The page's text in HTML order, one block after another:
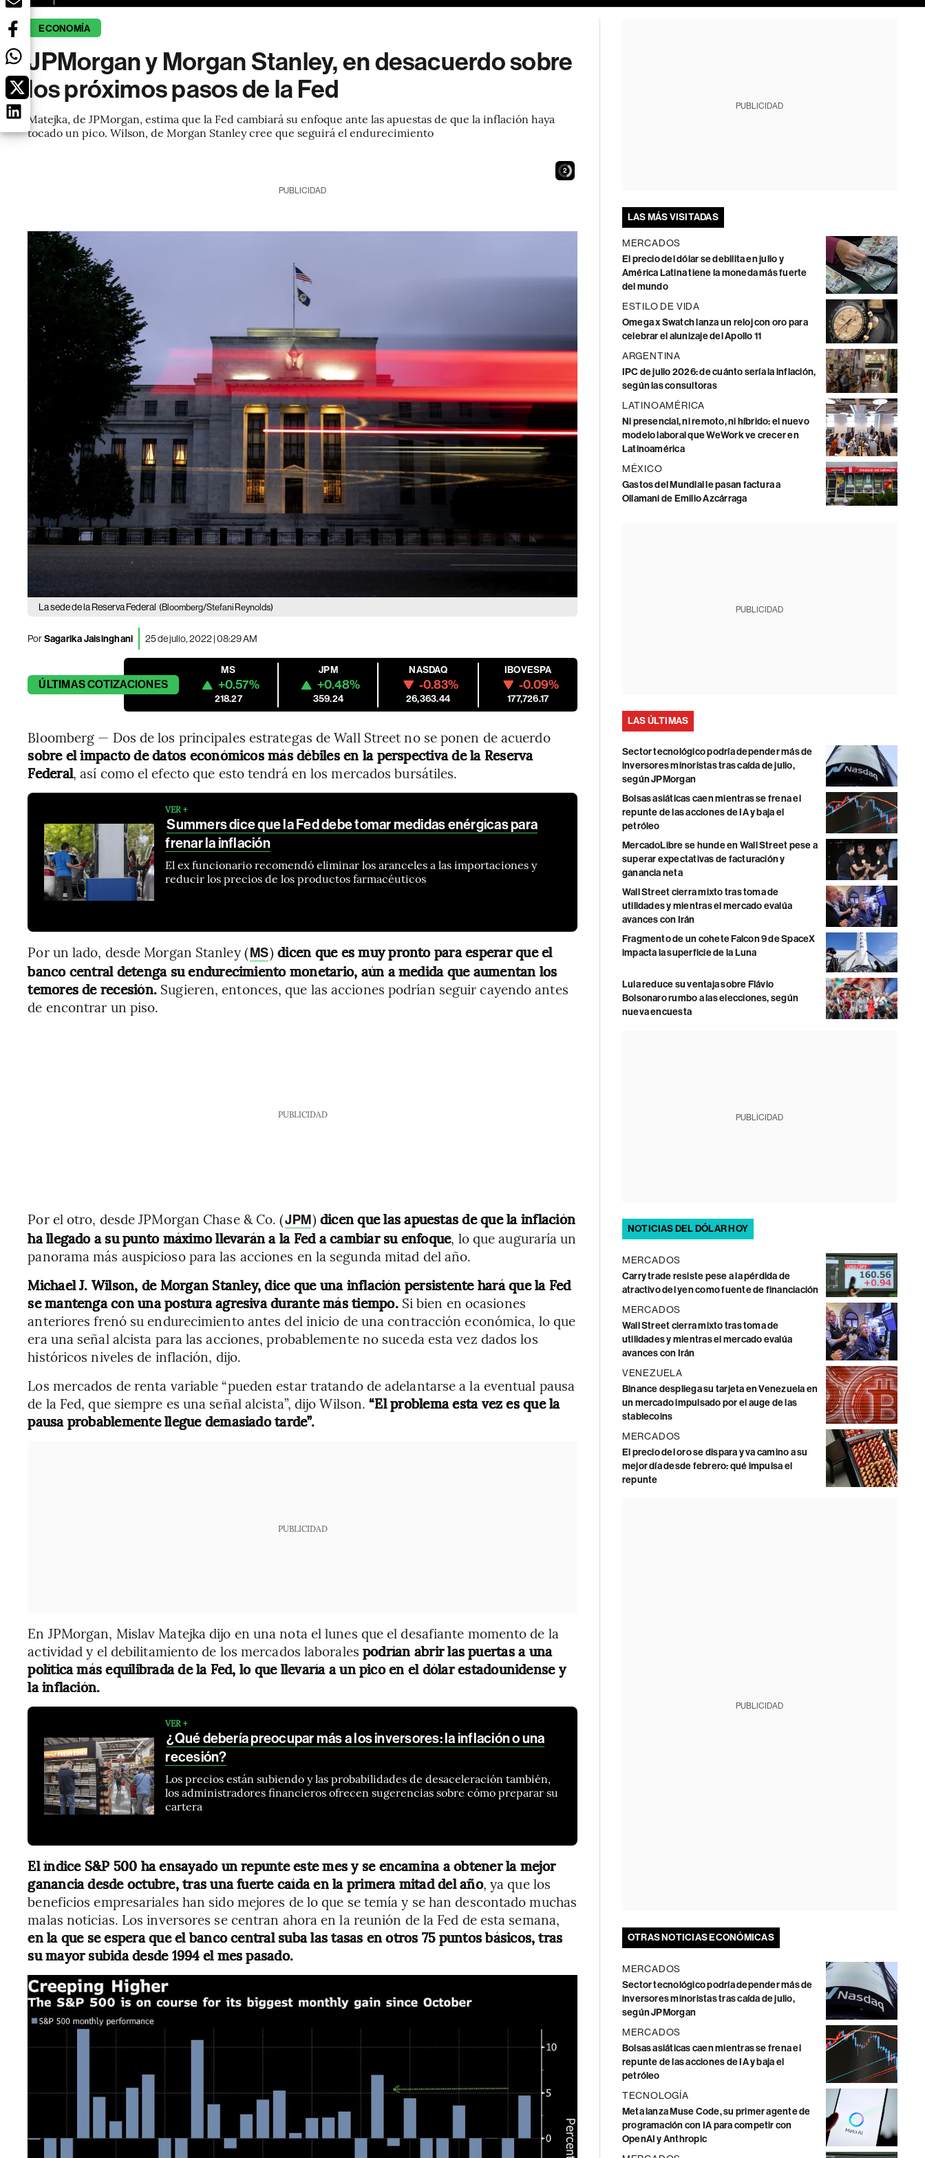
ECONOMÍA
JPMorgan y Morgan Stanley, en desacuerdo sobre
los próximos pasos de la Fed
Matejka, de JPMorgan, estima que la Fed cambiará su enfoque ante las apuestas de que la inflación haya
tocado un pico. Wilson, de Morgan Stanley cree que seguirá el endurecimiento
1
PUBLICIDAD
La sede de la Reserva Federal (Bloomberg/Stefani Reynolds)
PorSagarika Jaisinghani 25 de julio, 2022 | 08:29 AM
ÚLTIMASCOTIZACIONES
MS
+0.57%
218.27
JPM
+0.48%
359.24
NASDAQ
-0.83%
26,363.44
IBOVESPA
-0.09%
177,726.17
Bloomberg — Dos de los principales estrategas de Wall Street no se ponen de acuerdo
sobre el impacto de datos económicos más débiles en la perspectiva de la Reserva
Federal, así como el efecto que esto tendrá en los mercados bursátiles.
VER +
Summers dice que la Fed debe tomar medidas enérgicas para
frenar la inflación
El ex funcionario recomendó eliminar los aranceles a las importaciones y
reducir los precios de los productos farmacéuticos
Por un lado, desde Morgan Stanley (MS)dicen que es muy pronto para esperar que el
banco central detenga su endurecimiento monetario, aún a medida que aumentan los
temores de recesión. Sugieren, entonces, que las acciones podrían seguir cayendo antes
de encontrar un piso.
PUBLICIDAD
Por el otro, desde JPMorgan Chase & Co. (JPM) dicen que las apuestas de que la inflación
ha llegado a su punto máximo llevarán a la Fed a cambiar su enfoque, lo que auguraría un
panorama más auspicioso para las acciones en la segunda mitad del año.
Michael J. Wilson, de Morgan Stanley, dice que una inflación persistente hará que la Fed
se mantenga con una postura agresiva durante más tiempo.Si bien en ocasiones
anteriores frenó su endurecimiento antes del inicio de una contracción económica, lo que
era una señal alcista para las acciones, probablemente no suceda esta vez dados los
históricos niveles de inflación, dijo.
Los mercados de renta variable “pueden estar tratando de adelantarse a la eventual pausa
de la Fed, que siempre es una señal alcista”, dijo Wilson.“El problema esta vez es que la
pausa probablemente llegue demasiado tarde”.
PUBLICIDAD
En JPMorgan, Mislav Matejka dijo en una nota el lunes que el desafiante momento de la
actividad y el debilitamiento de los mercados laborales podrían abrir las puertas a una
política más equilibrada de la Fed, lo que llevaría a un pico en el dólar estadounidense y
la inflación.
VER +
¿Qué debería preocupar más a los inversores: la inflación o una
recesión?
Los precios están subiendo y las probabilidades de desaceleración también,
los administradores financieros ofrecen sugerencias sobre cómo preparar su
cartera
El índice S&P 500 ha ensayado un repunte este mes y se encamina a obtener la mejor
ganancia desde octubre, tras una fuerte caída en la primera mitad del año, ya que los
beneficios empresariales han sido mejores de lo que se temía y se han descontado muchas
malas noticias. Los inversores se centran ahora en la reunión de la Fed de esta semana,
en la que se espera que el banco central suba las tasas en otros 75 puntos básicos, tras
su mayor subida desde 1994 el mes pasado.
PUBLICIDAD
LAS MÁS VISITADAS
MERCADOS
El precio del dólar se debilita en julio y
América Latina tiene la moneda más fuerte
del mundo
ESTILO DE VIDA
Omega x Swatch lanza un reloj con oro para
celebrar el alunizaje del Apollo 11
ARGENTINA
IPC de julio 2026: de cuánto sería la inflación,
según las consultoras
LATINOAMÉRICA
Ni presencial, ni remoto, ni híbrido: el nuevo
modelo laboral que WeWork ve crecer en
Latinoamérica
MÉXICO
Gastos del Mundial le pasan factura a
Ollamani de Emilio Azcárraga
PUBLICIDAD
LAS ÚLTIMAS
Sector tecnológico podría depender más de
inversores minoristas tras caída de julio,
según JPMorgan
Bolsas asiáticas caen mientras se frena el
repunte de las acciones de IA y baja el
petróleo
MercadoLibre se hunde en Wall Street pese a
superar expectativas de facturación y
ganancia neta
Wall Street cierra mixto tras toma de
utilidades y mientras el mercado evalúa
avances con Irán
Fragmento de un cohete Falcon 9 de SpaceX
impacta la superficie de la Luna
Lula reduce su ventaja sobre Flávio
Bolsonaro rumbo a las elecciones, según
nueva encuesta
PUBLICIDAD
NOTICIAS DEL DÓLAR HOY
MERCADOS
Carry trade resiste pese a la pérdida de
atractivo del yen como fuente de financiación
MERCADOS
Wall Street cierra mixto tras toma de
utilidades y mientras el mercado evalúa
avances con Irán
VENEZUELA
Binance despliega su tarjeta en Venezuela en
un mercado impulsado por el auge de las
stablecoins
MERCADOS
El precio del oro se dispara y va camino a su
mejor día desde febrero: qué impulsa el
repunte
PUBLICIDAD
OTRAS NOTICIAS ECONÓMICAS
MERCADOS
Sector tecnológico podría depender más de
inversores minoristas tras caída de julio,
según JPMorgan
MERCADOS
Bolsas asiáticas caen mientras se frena el
repunte de las acciones de IA y baja el
petróleo
TECNOLOGÍA
Meta lanza Muse Code, su primer agente de
programación con IA para competir con
OpenAI y Anthropic